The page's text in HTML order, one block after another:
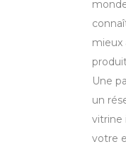
mieux
Une
un
vitrine
votre